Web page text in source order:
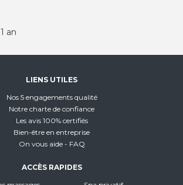
an
LIENS UTILES
Nos 5 engagements qualité
Notre charte de confiance
Les avis 100% certifiés
Bien-être en entreprise
On vous aide - FAQ
ACCÈS RAPIDES